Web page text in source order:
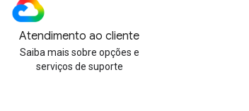
Atendimento ao cliente
Saiba mais sobre opções e
serviços de suporte